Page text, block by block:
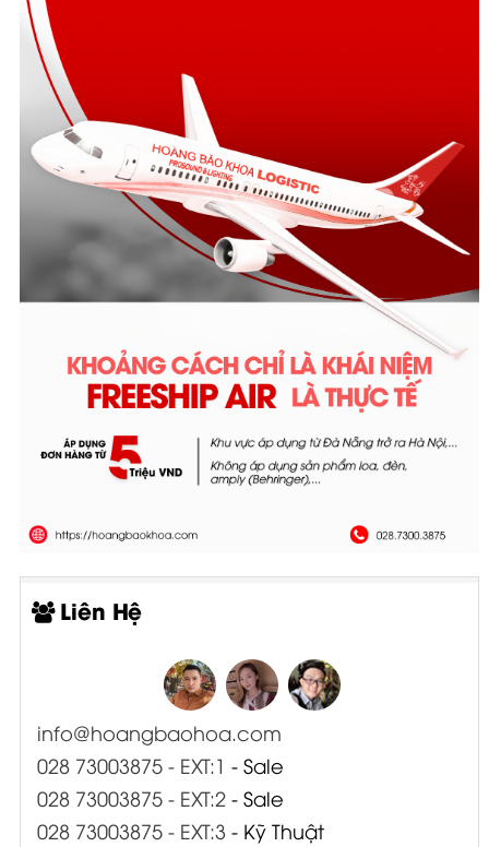
Liên Hệ
info@hoangbaohoa.com
028 73003875 - EXT:1 - Sale
028 73003875 - EXT:2- Sale
028 73003875 - EXT:3 - Kỹ Thuật